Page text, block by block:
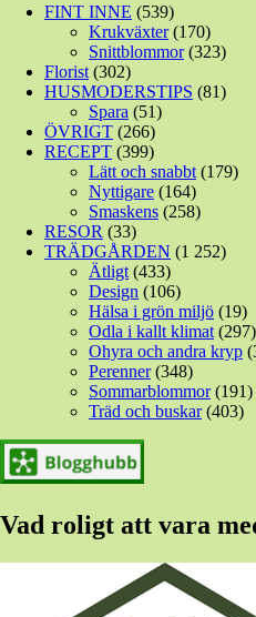
FINT INNE (539)
Krukväxter(170)
Snittblommor(323)
Florist (302)
HUSMODERSTIPS (81)
Spara (51)
ÖVRIGT (266)
RECEPT (399)
Lätt och snabbt (179)
Nyttigare (164)
Smaskens (258)
RESOR (33)
TRÄDGÅRDEN (1 252)
Ätligt (433)
Design (106)
Hälsa i grön miljö (19)
Odla i kallt klimat (297)
Ohyra och andra kryp
Perenner(348)
Sommarblommor(191)
Träd och buskar(403)
Vad roligt att vara